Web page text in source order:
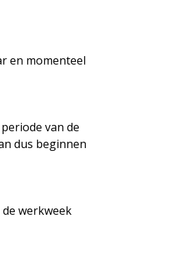
en momenteel
van de
dus beginnen
werkweek